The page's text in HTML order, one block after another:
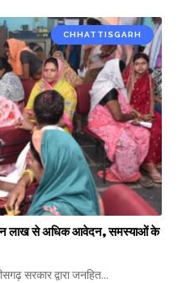
CHHATTISGARH
लाख से अधिक आवेदन, समस्याओं के
सरकार द्वारा जनहित…